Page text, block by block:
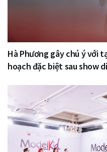
Hà Phương gây chú ý với
hoạch đặc biệt sau show